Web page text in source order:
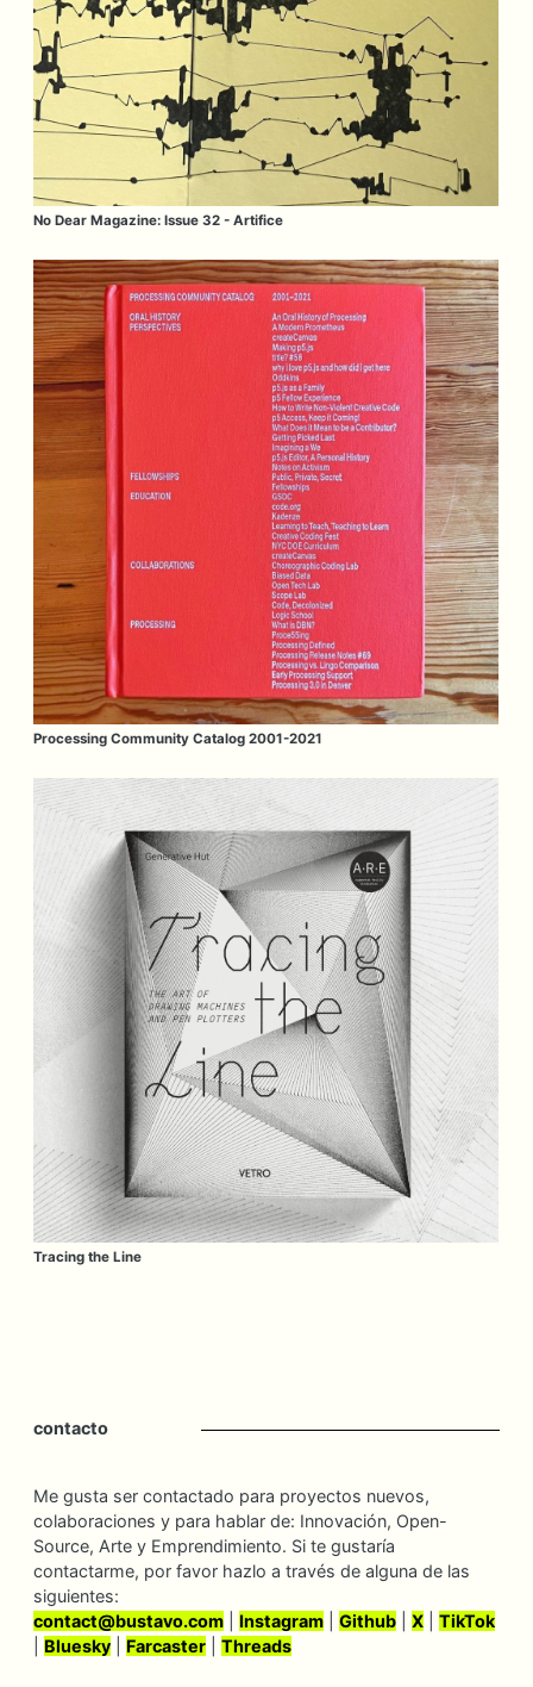
No Dear Magazine: Issue 32 - Artifice
Processing Community Catalog 2001-2021
Tracing the Line
contacto
Me gusta ser contactado para proyectos nuevos,
colaboraciones y para hablar de: Innovación, Open-
Source, Arte y Emprendimiento. Si te gustaría
contactarme, por favor hazlo a través de alguna de las
siguientes:
contact@bustavo.com Instagram |Github |X |TikTok
Bluesky Farcaster |Threads